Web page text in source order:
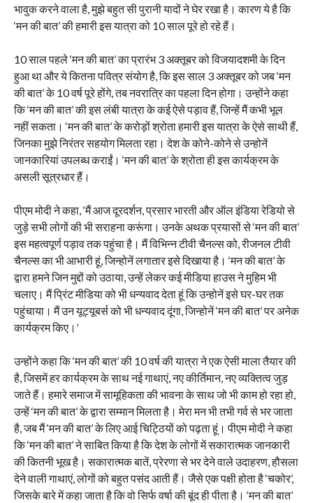
भावुक करने वाला है, मुझे बहुत सी पुरानी यादों ने घेर रखा है। कारण ये है कि
‘मन की बात’ की हमारी इस यात्रा को 10 साल पूरे हो रहे हैं।
10 साल पहले ‘मन की बात’ का प्रारंभ 3 अक्तूबर को विजयादशमी के दिन
हुआ था और ये कितना पवित्र संयोग है, कि इस साल 3 अक्तूबर को जब ‘मन
की बात’ के 10 वर्ष पूरे होंगे, तब नवरात्रि का पहला दिन होगा। उन्होंने कहा
कि ‘मन की बात’ की इस लंबी यात्रा के कई ऐसे पड़ाव हैं, जिन्हें मैं कभी भूल
नहीं सकता। ‘मन की बात’ के करोड़ों श्रोता हमारी इस यात्रा के ऐसे साथी हैं,
जिनका मुझे निरंतर सहयोग मिलता रहा। देश के कोने-कोने से उन्होनें
जानकारियां उपलब्ध कराईं। ‘मन की बात’ के श्रोता ही इस कार्यक्रम के
असली सूत्रधार हैं।
पीएम मोदी ने कहा, ‘मैं आज दूरदर्शन, प्रसार भारती और ऑल इंडिया रेडियो से
जुड़े सभी लोगों की भी सराहना करूंगा। उनके अथक प्रयासों से ‘मन की बात’
इस महत्वपूर्ण पड़ाव तक पहुंचा है। मैं विभिन्न टीवी चैनल्स को, रीजनल टीवी
चैनल्स का भी आभारी हूं, जिन्होनें लगातार इसे दिखाया है। ‘मन की बात’ के
द्वारा हमने जिन मुद्दों को उठाया, उन्हें लेकर कई मीडिया हाउस ने मुहिम भी
चलाए। मैं प्रिंट मीडिया को भी धन्यवाद देता हूं कि उन्होनें इसे घर-घर तक
पहुंचाया। मैं उन यूट्यूबर्स को भी धन्यवाद दूंगा, जिन्होनें ‘मन की बात’ पर अनेक
कार्यक्रम किए।’
उन्होंने कहा कि ‘मन की बात’ की 10 वर्ष की यात्रा ने एक ऐसी माला तैयार की
है, जिसमें हर कार्यक्रम के साथ नई गाथाएं, नए कीर्तिमान, नए व्यक्तित्व जुड़
जाते हैं। हमारे समाज में सामूहिकता की भावना के साथ जो भी काम हो रहा हो,
उन्हें ‘मन की बात’ के द्वारा सम्मान मिलता है। मेरा मन भी तभी गर्व से भर जाता
है, जब मैं ‘मन की बात’ के लिए आई चिट्ठियों को पढ़ता हूं। पीएम मोदी ने कहा
कि ‘मन की बात’ ने साबित किया है कि देश के लोगों में सकारात्मक जानकारी
की कितनी भूख है। सकारात्मक बातें, प्रेरणा से भर देने वाले उदाहरण, हौसला
देने वाली गाथाएं, लोगों को बहुत पसंद आती हैं। जैसे एक पक्षी होता है ‘चकोर’,
जिसके बारे में कहा जाता है कि वो सिर्फ वर्षा की बूंद ही पीता है। ‘मन की बात’